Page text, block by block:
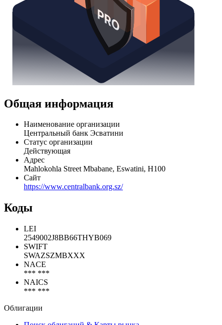
Общая информация
Наименование организации
Центральный банк Эсватини
Статус организации
Действующая
Адрес
Mahlokohla Street Mbabane, Eswatini, H100
Сайт
https://www.centralbank.org.sz/
Коды
LEI
2549002J8BB66THYB069
SWIFT
SWAZSZMBXXX
NACE
*** ***
NAICS
*** ***
Облигации